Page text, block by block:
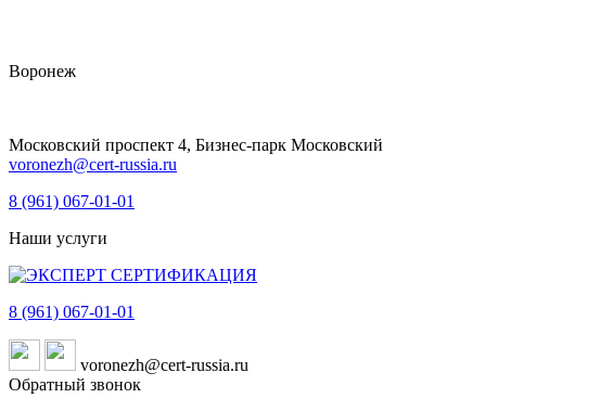
Воронеж
Московский проспект 4, Бизнес-парк Московский
voronezh@cert-russia.ru
8 (961) 067-01-01
Наши услуги
8 (961) 067-01-01
voronezh@cert-russia.ru
Обратный звонок